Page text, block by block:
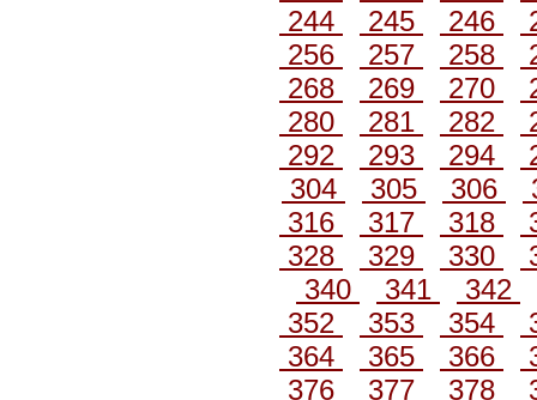
244
245 246
256
257 258
268
269 270
280
281 282
292
293 294
304
305 306
316
317 318
328
329 330
340
341
342
352
353 354
364
365 366
376
377 378